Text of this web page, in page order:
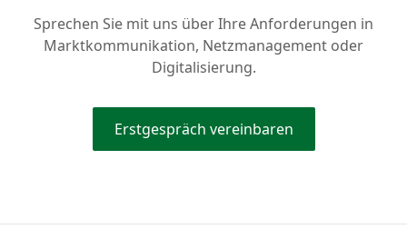
Sprechen Sie mit uns über Ihre Anforderungen in
Marktkommunikation, Netzmanagement oder
Digitalisierung.
Erstgespräch vereinbaren